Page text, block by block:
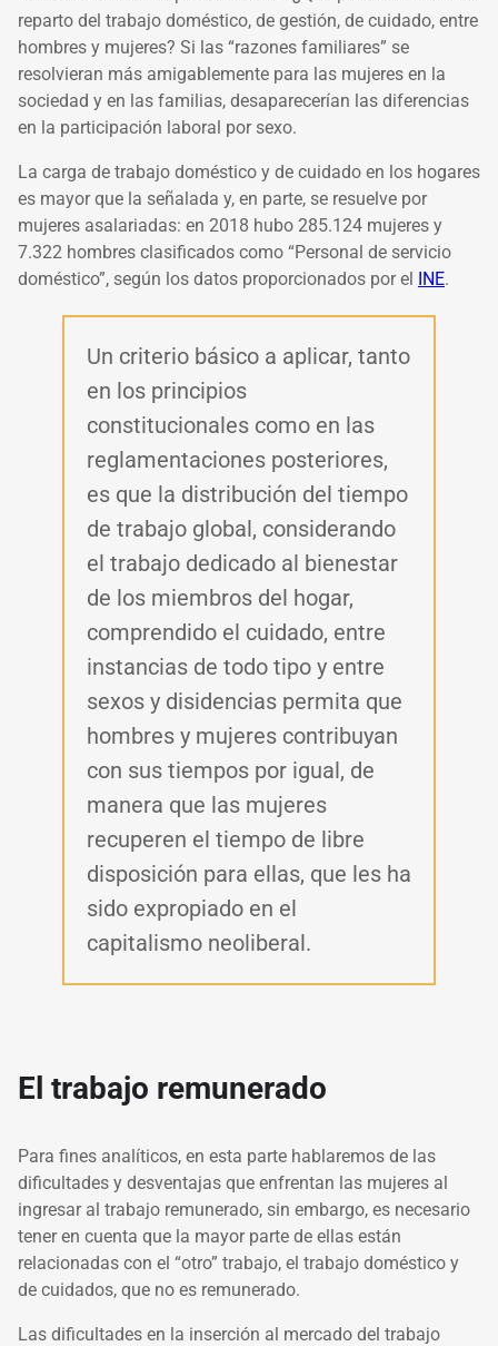
reparto del trabajo doméstico, de gestión, de cuidado, entre
hombres y mujeres? Si las “razones familiares” se
resolvieran más amigablemente para las mujeres en la
sociedad y en las familias, desaparecerían las diferencias
en la participación laboral por sexo.
La carga de trabajo doméstico y de cuidado en los hogares
es mayor que la señalada y, en parte, se resuelve por
mujeres asalariadas: en 2018 hubo 285.124 mujeres y
7.322 hombres clasificados como “Personal de servicio
doméstico”, según los datos proporcionados por el
INE.
Un criterio básico a aplicar, tanto
en los principios
constitucionales como en las
reglamentaciones posteriores,
es que la distribución del tiempo
de trabajo global, considerando
el trabajo dedicado al bienestar
de los miembros del hogar,
comprendido el cuidado, entre
instancias de todo tipo y entre
sexos y disidencias permita que
hombres y mujeres contribuyan
con sus tiempos por igual, de
manera que las mujeres
recuperen el tiempo de libre
disposición para ellas, que les ha
sido expropiado en el
capitalismo neoliberal.
El trabajo remunerado
Para fines analíticos, en esta parte hablaremos de las
dificultades y desventajas que enfrentan las mujeres al
ingresar al trabajo remunerado, sin embargo, es necesario
tener en cuenta que la mayor parte de ellas están
relacionadas con el “otro” trabajo, el trabajo doméstico y
de cuidados, que no es remunerado.
Las dificultades en la inserción al mercado del trabajo